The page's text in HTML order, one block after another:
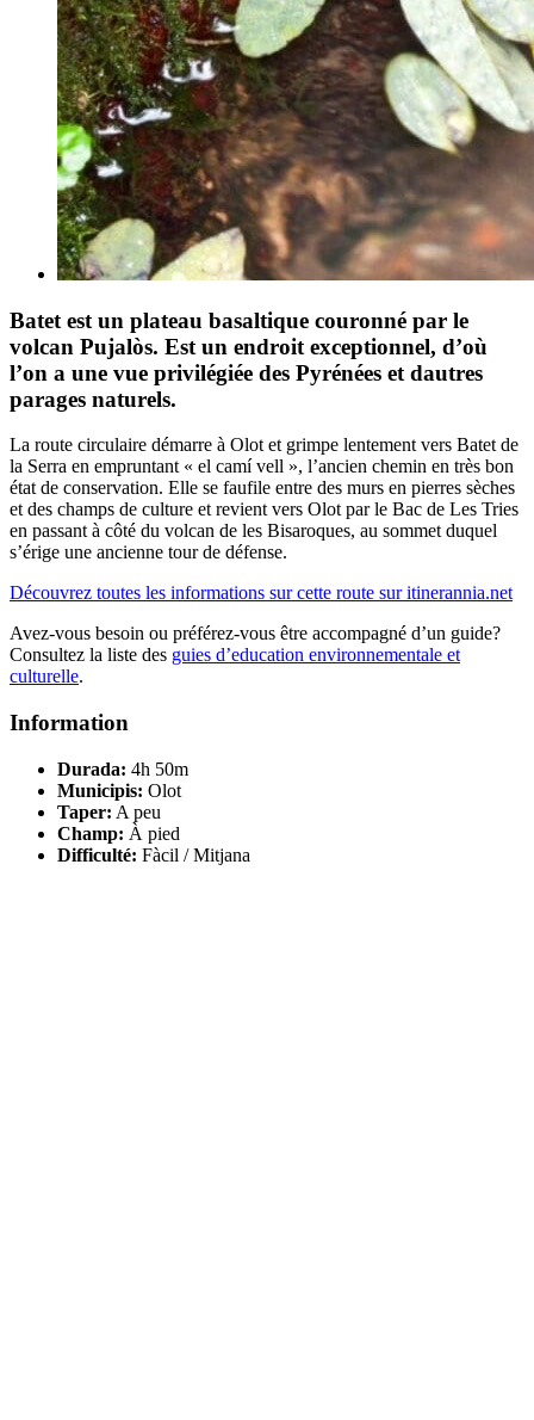
Batet est un plateau basaltique couronné par le
volcan Pujalòs. Est un endroit exceptionnel, d’où
l’on a une vue privilégiée des Pyrénées et dautres
parages naturels.
La route circulaire démarre à Olot et grimpe lentement vers Batet de
la Serra en empruntant « el camí vell », l’ancien chemin en très bon
état de conservation. Elle se faufile entre des murs en pierres sèches
et des champs de culture et revient vers Olot par le Bac de Les Tries
en passant à côté du volcan de les Bisaroques, au sommet duquel
s’érige une ancienne tour de défense.
Découvrez toutes les informations sur cette route sur itinerannia.net
Avez-vous besoin ou préférez-vous être accompagné d’un guide?
Consultez la liste des guies d’education environnementale et
culturelle.
Information
Durada: 4h 50m
Municipis: Olot
Taper: A peu
Champ: À pied
Difficulté: Fàcil / Mitjana